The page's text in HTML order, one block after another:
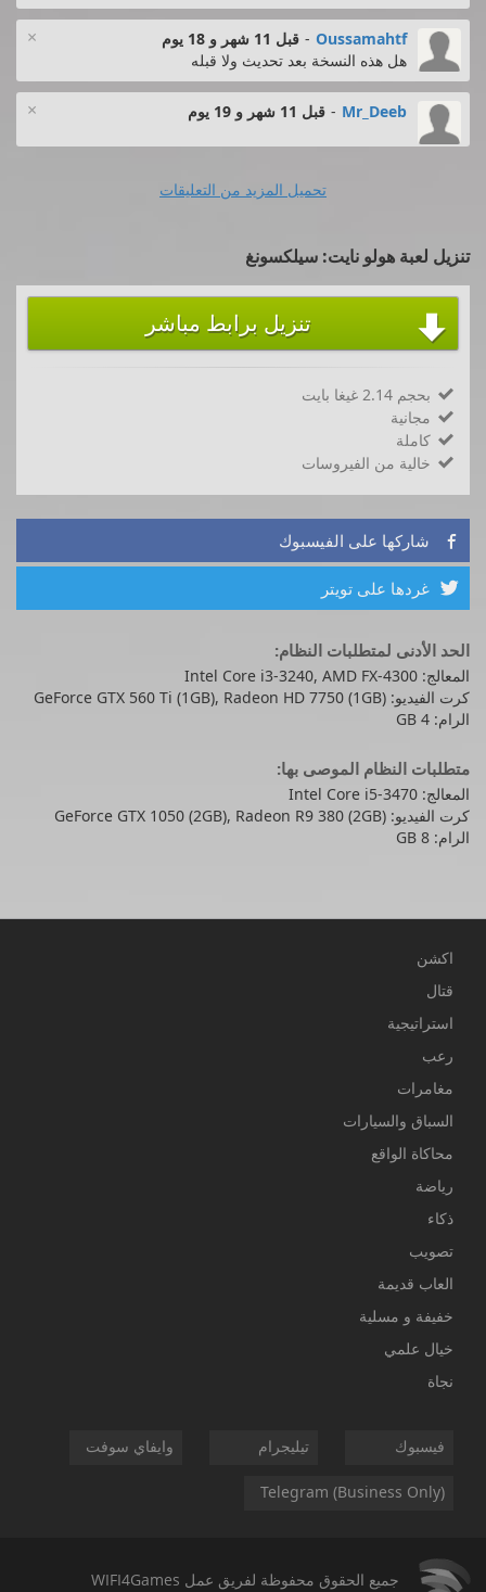
× Oussamahtf
- قبل 11 شهر و 18 يوم
هل هذه النسخة بعد تحديث ولا قبله
× Mr_Deeb
- قبل 11 شهر و 19 يوم
تحميل المزيد من التعليقات
تنزيل لعبة هولو نايت: سيلكسونغ
 تنزيل برابط مباشر
 بحجم 2.14 غيغا بايت
 مجانية
 كاملة
 خالية من الفيروسات
 شاركها على الفيسبوك
 غردها على تويتر
الحد الأدنى لمتطلبات النظام:
المعالج: Intel Core i3-3240, AMD FX-4300
كرت الفيديو: GeForce GTX 560 Ti (1GB), Radeon HD 7750 (1GB)
الرام: 4 GB
متطلبات النظام الموصى بها:
المعالج: Intel Core i5-3470
كرت الفيديو: GeForce GTX 1050 (2GB), Radeon R9 380 (2GB)
الرام: 8 GB
اكشن
قتال
استراتيجية
رعب
مغامرات
السباق والسيارات
محاكاة الواقع
رياضة
ذكاء
تصويب
العاب قديمة
خفيفة و مسلية
خيال علمي
نجاة
فيسبوك تيليجرام وايفاي سوفت
Telegram (Business Only)
جميع الحقوق محفوظة لفريق عمل WIFI4Games